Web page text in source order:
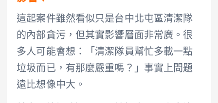
這起案件雖然看似只是台中北屯區清潔隊
的內部貪污，但其實影響層面非常廣。很
多人可能會想：「清潔隊員幫忙多載一點
垃圾而已，有那麼嚴重嗎？」事實上問題
遠比想像中大。